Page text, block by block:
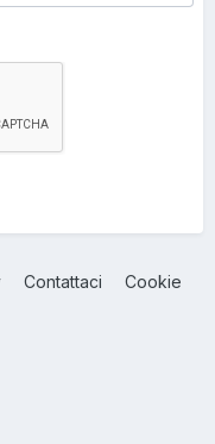
Contattaci Cookie